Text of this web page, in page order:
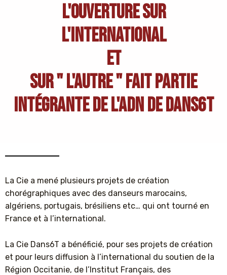
L'OUVERTURE SUR
L'INTERNATIONAL
ET
SUR " L'AUTRE " FAIT PARTIE
INTÉGRANTE DE L'ADN DE DANS6T
La Cie a mené plusieurs projets de création
chorégraphiques avec des danseurs marocains,
algériens, portugais, brésiliens etc… qui ont tourné en
France et à l’international.
La Cie Dans6T a bénéficié, pour ses projets de création
et pour leurs diffusion à l’international du soutien de la
Région Occitanie, de l’Institut Français, des